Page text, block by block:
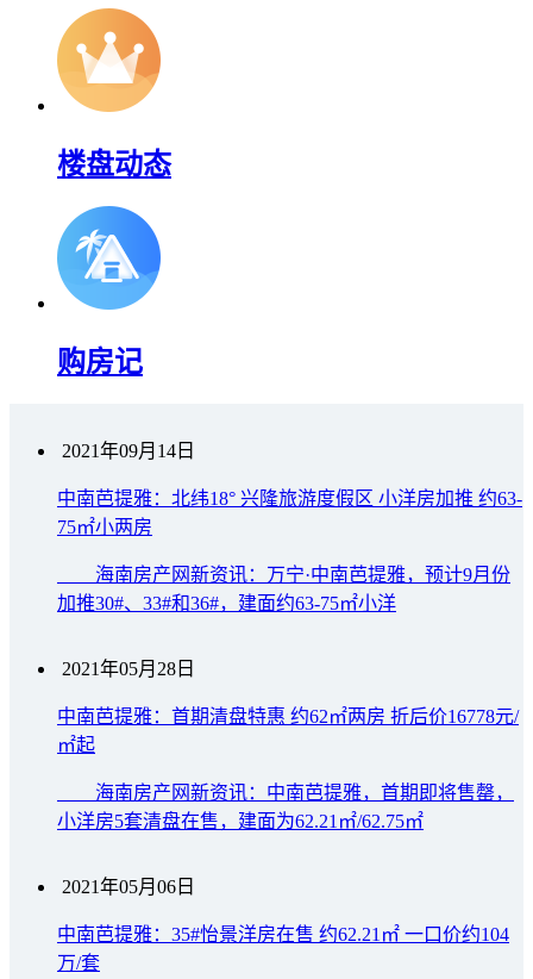
楼盘动态
购房记
2021年09月14日
中南芭提雅：北纬18° 兴隆旅游度假区 小洋房加推 约63-
75㎡小两房
海南房产网新资讯：万宁·中南芭提雅，预计9月份
加推30#、33#和36#，建面约63-75㎡小洋
2021年05月28日
中南芭提雅：首期清盘特惠 约62㎡两房 折后价16778元/
㎡起
海南房产网新资讯：中南芭提雅，首期即将售罄，
小洋房5套清盘在售，建面为62.21㎡/62.75㎡
2021年05月06日
中南芭提雅：35#怡景洋房在售 约62.21㎡ 一口价约104
万/套